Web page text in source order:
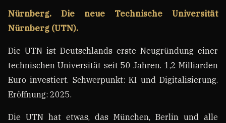
Nürnberg. Die neue Technische Universität
Nürnberg (UTN).
Die UTN ist Deutschlands erste Neugründung einer
technischen Universität seit 50 Jahren. 1,2 Milliarden
Euro investiert. Schwerpunkt: KI und Digitalisierung.
Eröffnung: 2025.
Die UTN hat etwas, das München, Berlin und alle